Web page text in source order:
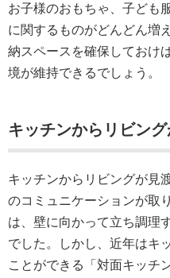
お子様のおもちゃ、子ども
に関するものがどんどん増
納スペースを確保しておけ
境が維持できるでしょう。
キッチンからリビン
キッチンからリビングが見
のコミュニケーションが取
は、壁に向かって立ち調理
でした。しかし、近年はキ
ことができる「対面キッチ